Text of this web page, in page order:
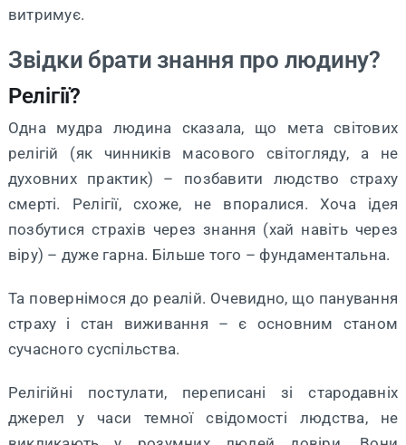
витримує.
Звідки брати знання про людину?
Релігії?
Одна мудра людина сказала, що мета світових
релігій (як чинників масового світогляду, а не
духовних практик) – позбавити людство страху
смерті. Релігії, схоже, не впоралися. Хоча ідея
позбутися страхів через знання (хай навіть через
віру) – дуже гарна. Більше того – фундаментальна.
Та повернімося до реалій. Очевидно, що панування
страху і стан виживання – є основним станом
сучасного суспільства.
Релігійні постулати, переписані зі стародавніх
джерел у часи темної свідомості людства, не